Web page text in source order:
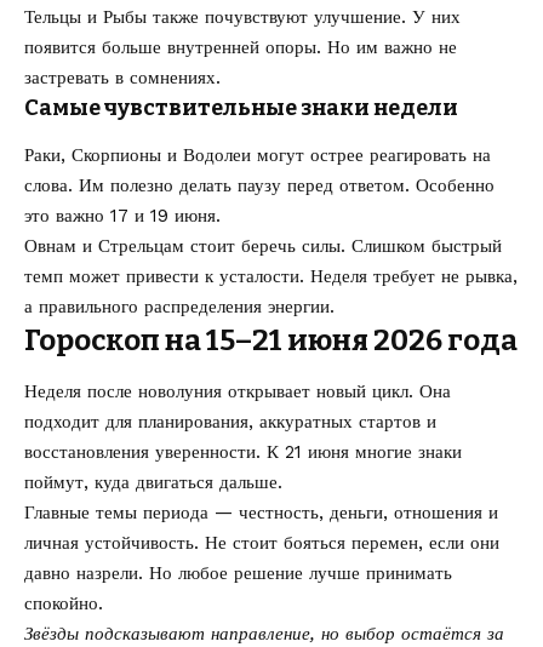
Тельцы и Рыбы также почувствуют улучшение. У них
появится больше внутренней опоры. Но им важно не
застревать в сомнениях.
Самые чувствительные знаки недели
Раки, Скорпионы и Водолеи могут острее реагировать на
слова. Им полезно делать паузу перед ответом. Особенно
это важно 17 и 19 июня.
Овнам и Стрельцам стоит беречь силы. Слишком быстрый
темп может привести к усталости. Неделя требует не рывка,
а правильного распределения энергии.
Гороскоп на 15–21 июня 2026 года
Неделя после новолуния открывает новый цикл. Она
подходит для планирования, аккуратных стартов и
восстановления уверенности. К 21 июня многие знаки
поймут, куда двигаться дальше.
Главные темы периода — честность, деньги, отношения и
личная устойчивость. Не стоит бояться перемен, если они
давно назрели. Но любое решение лучше принимать
спокойно.
Звёзды подсказывают направление, но выбор остаётся за